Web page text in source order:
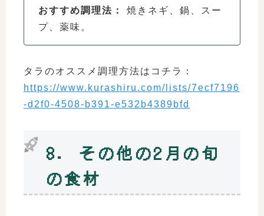
おすすめ調理法：
焼きネギ、鍋、スー
プ、薬味。
タラのオススメ調理方法はコチラ：
https://www.kurashiru.com/lists/7ecf7196
-d2f0-4508-b391-e532b4389bfd
8. その他の2月の旬
の食材